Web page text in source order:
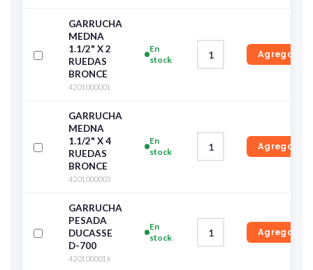
GARRUCHA
MEDNA
1.1/2" X 2
RUEDAS
BRONCE
4201000001
En
stock
Agregar
GARRUCHA
MEDNA
1.1/2" X 4
RUEDAS
BRONCE
4201000003
En
stock
Agregar
GARRUCHA
PESADA
DUCASSE
D-700
4201000016
En
stock
Agregar